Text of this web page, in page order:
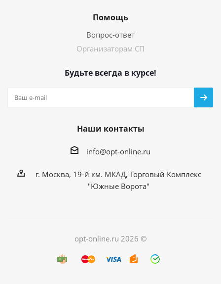
Помощь
Вопрос-ответ
Организаторам СП
Будьте всегда в курсе!
Наши контакты
info@opt-online.ru
г. Москва, 19-й км. МКАД, Торговый Комплекс
"Южные Ворота"
opt-online.ru 2026 ©